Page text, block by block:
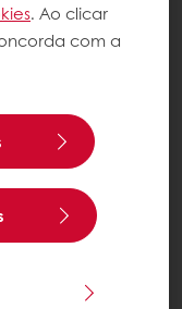
. Ao clicar
com a